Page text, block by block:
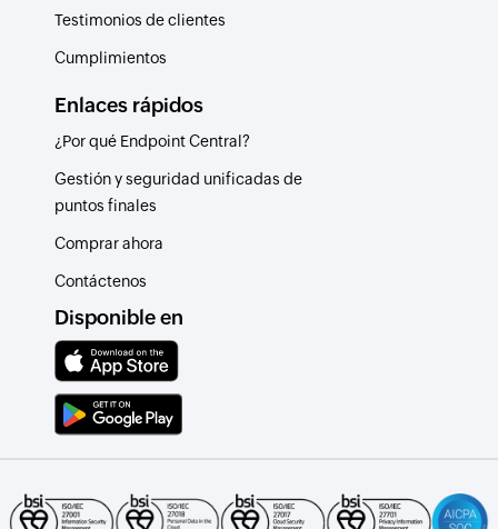
Testimonios de clientes
Cumplimientos
Enlaces rápidos
¿Por qué Endpoint Central?
Gestión y seguridad unificadas de
puntos finales
Comprar ahora
Contáctenos
Disponible en